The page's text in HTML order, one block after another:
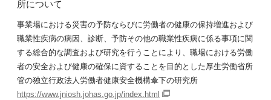
所について
事業場における災害の予防ならびに労働者の健康の保持増進および
職業性疾病の病因、診断、予防その他の職業性疾病に係る事項に関
する総合的な調査および研究を行うことにより、職場における労働
者の安全および健康の確保に資することを目的とした厚生労働省所
管の独立行政法人労働者健康安全機構傘下の研究所
https://www.jniosh.johas.go.jp/index.html